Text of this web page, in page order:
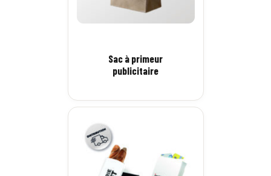
Sac à primeur
publicitaire